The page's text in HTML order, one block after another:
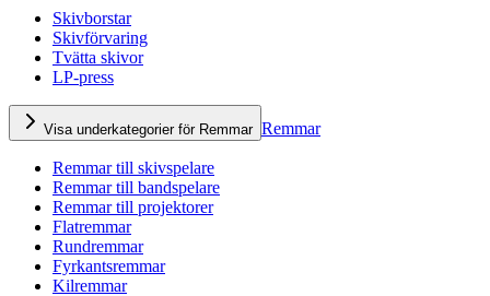
Skivborstar
Skivförvaring
Tvätta skivor
LP-press
Visa underkategorier för Remmar Remmar
Remmar till skivspelare
Remmar till bandspelare
Remmar till projektorer
Flatremmar
Rundremmar
Fyrkantsremmar
Kilremmar